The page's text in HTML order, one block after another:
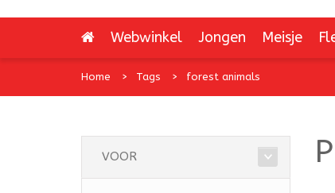
Webwinkel Jongen Meisje
Home Tags forest animals
VOOR